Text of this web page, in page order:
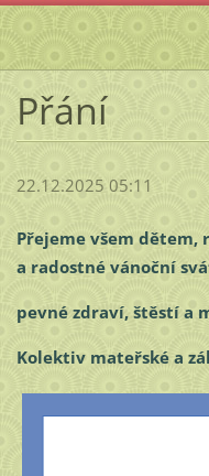
Přání
22.12.2025 05:11
Přejeme všem
a radostné vánoční
pevné zdraví, štěstí a
Kolektiv mateřské a